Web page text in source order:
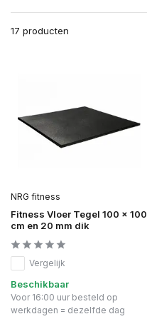
17 producten
NRG fitness
Fitness Vloer Tegel 100 x 100
cm en 20 mm dik
Vergelijk
Beschikbaar
Voor 16:00 uur besteld op
werkdagen = dezelfde dag